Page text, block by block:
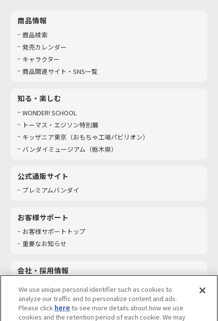
商品情報
商品検索
発売カレンダー
キャラクター
商品関連サイト・SNS一覧
知る・楽しむ
WONDER! SCHOOL
トーマス・エジソン特別展
キッザニア東京（おもちゃ工場パビリオン）​
バンダイミュージアム（栃木県）
公式通販サイト
プレミアムバンダイ
お客様サポート
お客様サポートトップ
重要なお知らせ
会社・採用情報
採用情報
サステナビリティ
We use unique personal identifier such as cookies to
analyze our traffic and to personalize content and ads.
Please click here to see more details about how we use
cookies and the retention period of each cookie. We may